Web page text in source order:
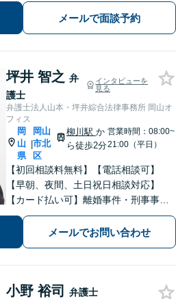
い。
メールで面談予約
坪井 智之 弁
護士
インタビューを
見る
弁護士法人山本・坪井綜合法律事務所 岡山オ
フィス
岡
山
県
|
岡山
市北
区
柳川駅 か
ら徒歩2分
営業時間：08:00~
21:00（平日）
【初回相談料無料】【電話相談可】
【早朝、夜間、土日祝日相談対応】
【カード払い可】離婚事件・刑事事
件・交通事故の専門弁護士があなたの
お悩みを解決いたします。一人で悩ま
ずに新たな一歩をわたしたちと。
メールでお問い合わせ
小野 裕司 弁護士